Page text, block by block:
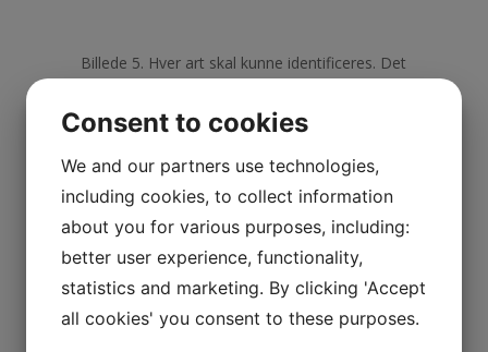
Billede 5. Hver art skal kunne identificeres. Det
Billede 6. Linné ville have det sådan, at en art
Consent to cookies
We and our partners use technologies,
including cookies, to collect information
about you for various purposes, including:
better user experience, functionality,
statistics and marketing. By clicking 'Accept
all cookies' you consent to these purposes.